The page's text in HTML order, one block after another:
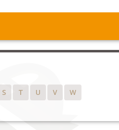
S T U V W